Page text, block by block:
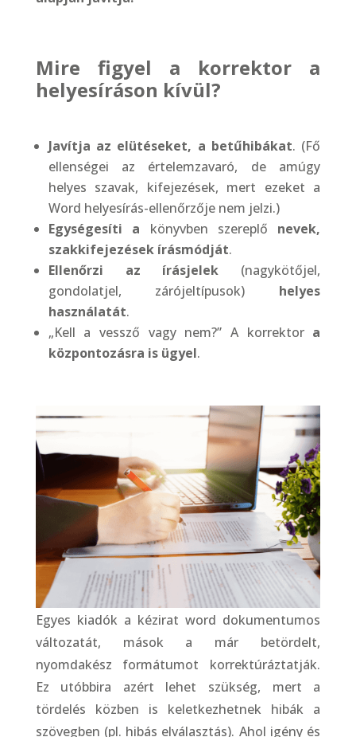
Mire figyel a korrektor a
helyesíráson kívül?
Javítja az elütéseket, a betűhibákat. (Fő
ellenségei az értelemzavaró, de amúgy
helyes szavak, kifejezések, mert ezeket a
Word helyesírás-ellenőrzője nem jelzi.)
Egységesíti a könyvben szereplő nevek,
szakkifejezések írásmódját.
Ellenőrzi az írásjelek (nagykötőjel,
gondolatjel, zárójeltípusok) helyes
használatát.
„Kell a vessző vagy nem?” A korrektor a
központozásra is ügyel.
Egyes kiadók a kézirat word dokumentumos
változatát, mások a már betördelt,
nyomdakész formátumot korrektúráztatják.
Ez utóbbira azért lehet szükség, mert a
tördelés közben is keletkezhetnek hibák a
szövegben (pl. hibás elválasztás). Ahol igény és